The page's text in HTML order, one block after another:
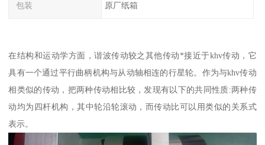
包装 原厂纸箱
在结构和运动学方面，谐波传动较之其他传动*接近于khv传动，它
具有一个通过平行曲柄机构与从动轴相连的行星轮。作为与khv传动
相类似的传动，把两种传动相比较，发现有以下的共同性质:两种传
动均为四杆机构，其中轮沿轮滚动，而传动比可以用类似的关系式
表示。